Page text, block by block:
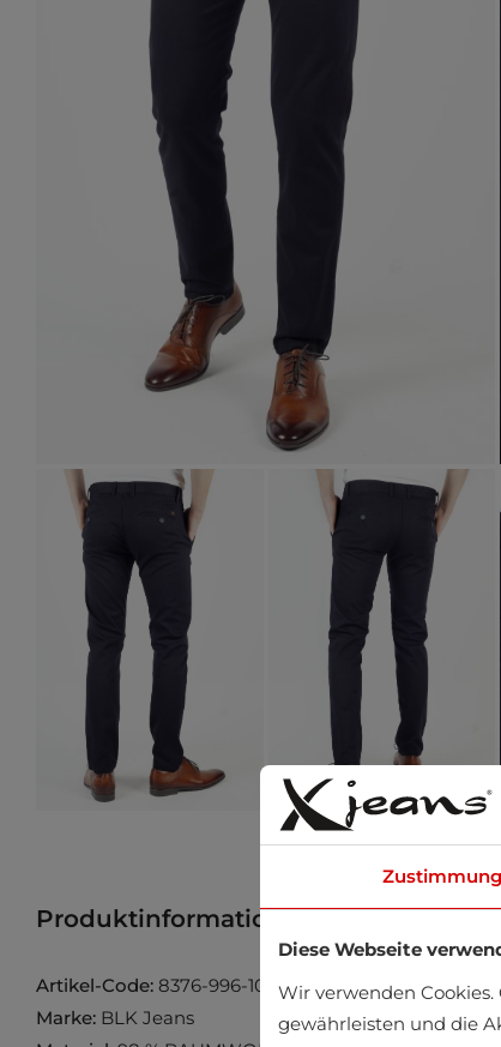
Produktinformation Produkt im
Artikel-Code: 8376-996-105-201
Marke: BLK Jeans
Zustimmung
Diese Webseite
Wir verwenden
gewährleisten und die